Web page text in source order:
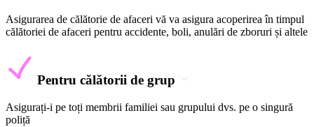
Asigurarea de călătorie de afaceri vă va asigura acoperirea în timpul
călătoriei de afaceri pentru accidente, boli, anulări de zboruri și altele
Pentru călătorii de grup
Asigurați-i pe toți membrii familiei sau grupului dvs. pe o singură
poliță